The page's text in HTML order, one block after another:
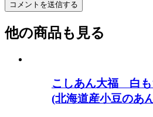
他の商品も見る
こしあん大福 白も
(北海道産小豆のあ